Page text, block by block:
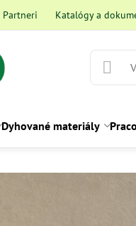
Partneri Katalógy a
Dyhované materiály